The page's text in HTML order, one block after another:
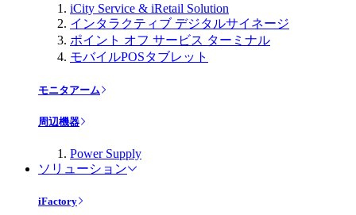
iCity Service & iRetail Solution
インタラクティブ デジタルサイネージ
ポイント オフ サービス ターミナル
モバイルPOSタブレット
モニタアーム
周辺機器
Power Supply
ソリューション
iFactory